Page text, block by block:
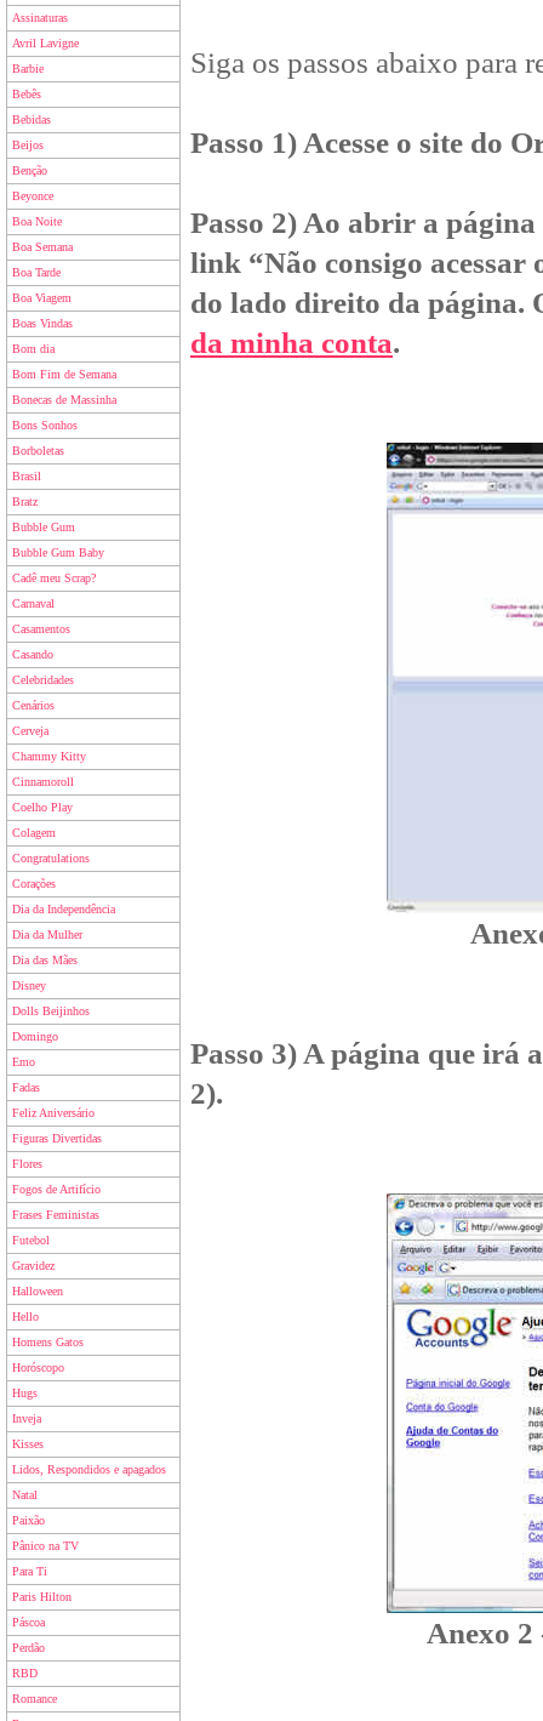
Assinaturas
Avril Lavigne
Barbie
Bebês
Bebidas
Beijos
Benção
Beyonce
Boa Noite
Boa Semana
Boa Tarde
Boa Viagem
Boas Vindas
Bom dia
Bom Fim de Semana
Bonecas de Massinha
Bons Sonhos
Borboletas
Brasil
Bratz
Bubble Gum
Bubble Gum Baby
Cadê meu Scrap?
Carnaval
Casamentos
Casando
Celebridades
Cenários
Cerveja
Chammy Kitty
Cinnamoroll
Coelho Play
Colagem
Congratulations
Corações
Dia da Independência
Dia da Mulher
Dia das Mães
Disney
Dolls Beijinhos
Domingo
Emo
Fadas
Feliz Aniversário
Figuras Divertidas
Flores
Fogos de Artifício
Frases Feministas
Futebol
Gravidez
Halloween
Hello
Homens Gatos
Horóscopo
Hugs
Inveja
Kisses
Lidos, Respondidos e apagados
Natal
Paixão
Pânico na TV
Para Ti
Paris Hilton
Páscoa
Perdão
RBD
Romance
Siga os passos abaixo para
Passo 1) Acesse o site do
Passo 2) Ao abrir a
link “Não consigo
do lado direito da página.
da minha conta.
Passo 3) A página que irá
2).
Anexo 2